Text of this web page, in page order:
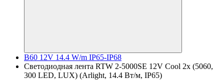
B60 12V 14.4 W/m IP65-IP68
Светодиодная лента RTW 2-5000SE 12V Cool 2x (5060,
300 LED, LUX) (Arlight, 14.4 Вт/м, IP65)